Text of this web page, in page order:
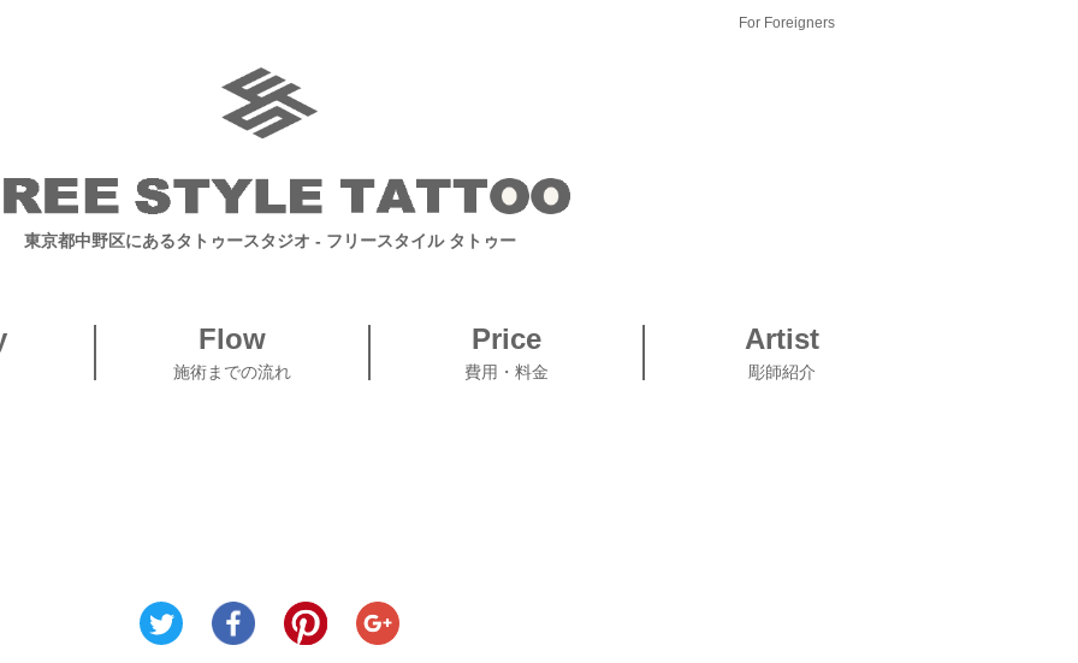
For Foreigners
東京都中野区にあるタトゥースタジオ - フリースタイル タトゥー
Flow
施術までの流れ
Price
費用・料金
Artist
彫師紹介